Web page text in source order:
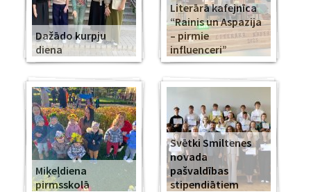
Dažādo kurpju
diena
Literārā kafejnīca
“Rainis un Aspazija
– pirmie
influenceri”
Miķeļdiena
pirmsskolā
Svētki Smiltenes
novada
pašvaldības
stipendiātiem